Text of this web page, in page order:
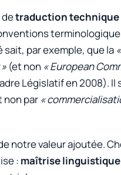
traduction technique
par exemple, que la
(et non « European
Législatif en 2008). Il
non par «
notre valeur ajoutée.
: maîtrise